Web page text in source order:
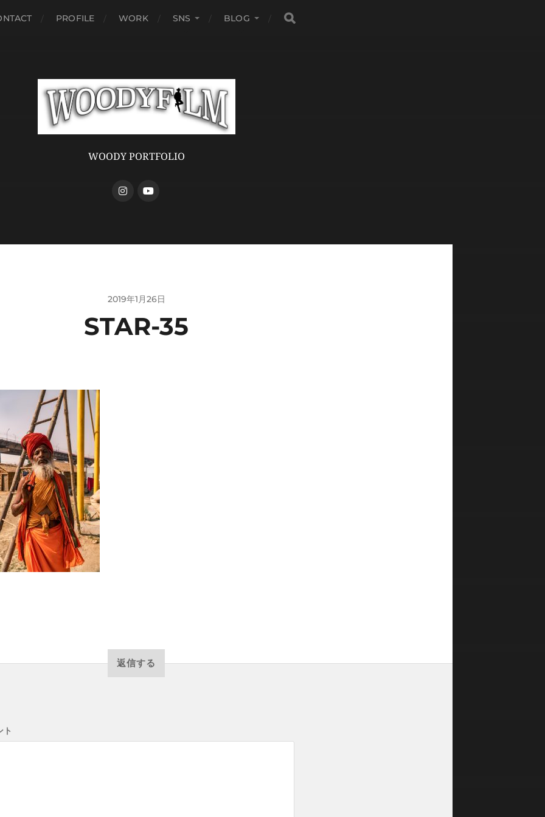
PROFILE WORK SNS BLOG
WOODY PORTFOLIO
2019年1月26日
STAR-35
返信する
ト